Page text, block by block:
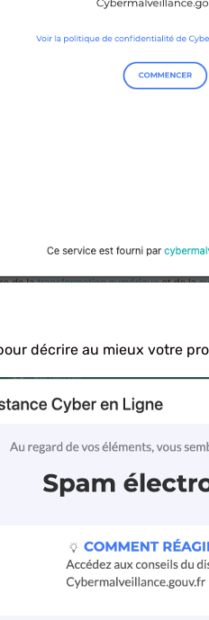
décrire au mieux votre